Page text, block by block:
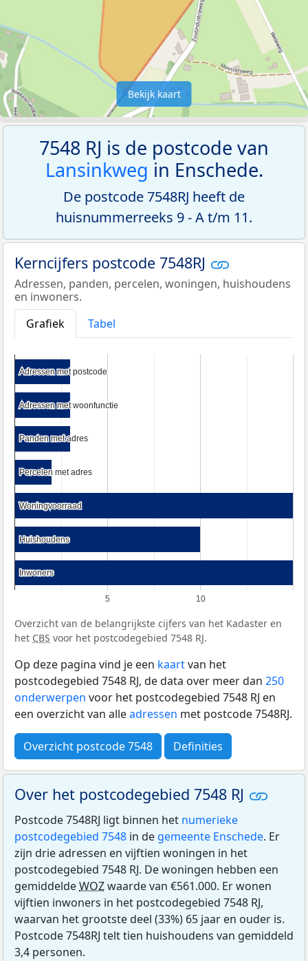
Bekijk kaart
7548 RJ is de postcode van
Lansinkweg in Enschede.
De postcode 7548RJ heeft de
huisnummerreeks 9 - A t/m 11.
Kerncijfers postcode 7548RJ
Adressen, panden, percelen, woningen, huishoudens
en inwoners.
Grafiek
Tabel
5 10
Adressen met postcode
Adressen met postcode
Adressen met woonfunctie
Adressen met woonfunctie
Panden met adres
Panden met adres
Percelen met adres
Percelen met adres
Woningvoorraad
Woningvoorraad
Huishoudens
Huishoudens
Inwoners
Inwoners
Overzicht van de belangrijkste cijfers van het Kadaster en
het CBS voor het postcodegebied 7548 RJ.
Op deze pagina vind je een kaartvan het
postcodegebied 7548 RJ, de data over meer dan 250
onderwerpen voor het postcodegebied 7548 RJ en
een overzicht van alleadressen met postcode 7548RJ.
Overzicht postcode 7548 Definities
Over het postcodegebied 7548 RJ
Postcode 7548RJ ligt binnen het numerieke
postcodegebied 7548 in de gemeente Enschede. Er
zijn drie adressen en vijftien woningen in het
postcodegebied 7548 RJ. De woningen hebben een
gemiddeldeWOZwaarde van €561.000. Er wonen
vijftien inwoners in het postcodegebied 7548 RJ,
waarvan het grootste deel (33%) 65 jaar en ouder is.
Postcode 7548RJ telt tien huishoudens van gemiddeld
3,4 personen.